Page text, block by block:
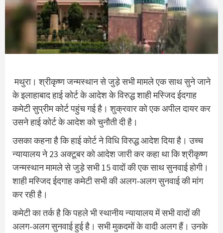
मथुरा। श्रीकृष्ण जन्मस्थान से जुड़े सभी मामले एक साथ सुने जाने
के इलाहाबाद हाई कोर्ट के आदेश के विरुद्ध शाही मस्जिद ईदगाह
कमेटी सुप्रीम कोर्ट पहुंच गई है। शुक्रवार को एक अपील दायर कर
उसने हाई कोर्ट के आदेश को चुनौती दी है।
उसका कहना है कि हाई कोर्ट ने विधि विरुद्ध आदेश दिया है। उच्च
न्यायालय ने 23 अक्टूबर को आदेश जारी कर कहा था कि श्रीकृष्ण
जन्मस्थान मामले से जुड़े सभी 15 वादों की एक साथ सुनवाई होगी।
शाही मस्जिद ईदगाह कमेटी सभी की अलग-अलग सुनवाई की मांग
कर रही है।
कमेटी का तर्क है कि पहले भी स्थानीय न्यायालय में सभी वादों की
अलग-अलग सुनवाई हुई है। सभी मुकदमों के वादी अलग हैं। उनके